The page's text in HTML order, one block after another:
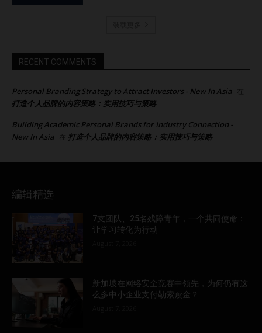
RECENT COMMENTS
Personal Branding Strategy to Attract Investors - New In Asia 在
打造个人品牌的内容策略：实用技巧与策略
Building Academic Personal Brands for Industry Connection -
New In Asia
在 打造个人品牌的内容策略：实用技巧与策略
编辑精选
7支团队、25名残障青年，一个共同使命：
让学习转化为行动
新加坡在网络安全竞赛中领先，为何仍有这
么多中小企业支付勒索赎金？